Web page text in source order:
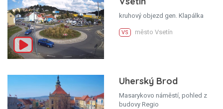
kruhový objezd gen. Klapálka
VS město Vsetín
Uherský Brod
Masarykovo náměstí, pohled z
budovy Regio